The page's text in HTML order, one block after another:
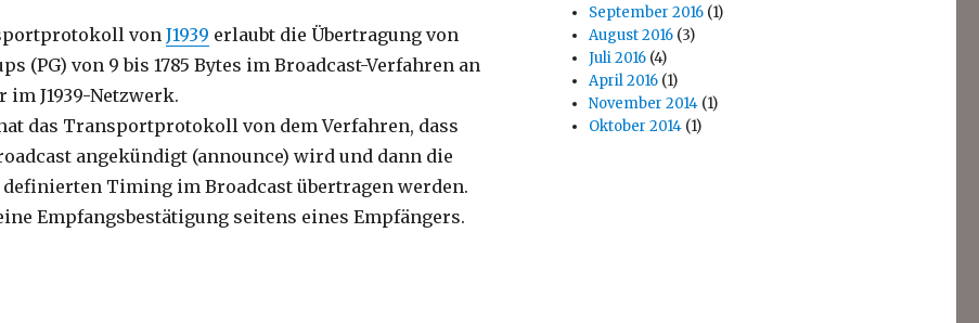
von J1939 erlaubt die Übertragung von
(PG) von 9 bis 1785 Bytes im Broadcast-Verfahren an
J1939-Netzwerk.
das Transportprotokoll von dem Verfahren, dass
angekündigt (announce) wird und dann die
Timing im Broadcast übertragen werden.
Empfangsbestätigung seitens eines Empfängers.
Announce Message“
September 2016 (1)
August 2016 (3)
Juli 2016 (4)
April 2016 (1)
November 2014 (1)
Oktober 2014 (1)